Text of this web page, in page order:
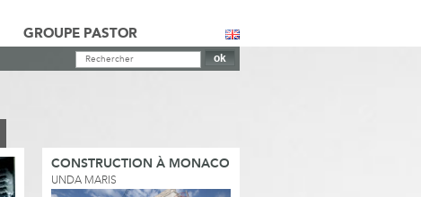
GROUPE PASTOR
CONSTRUCTION À MONACO
UNDA MARIS